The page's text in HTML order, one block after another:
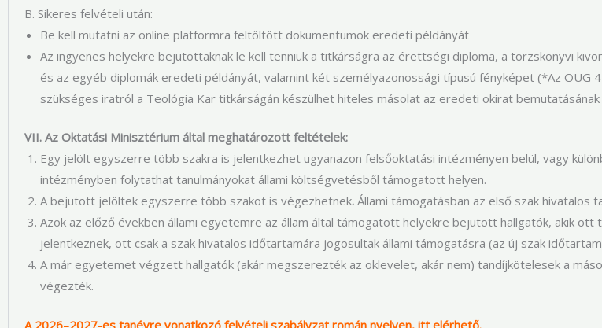
B. Sikeres felvételi után:
Be kell mutatni az online platformra feltöltött dokumentumok eredeti példányát
Az ingyenes helyekre bejutottaknak le kell tenniük a titkárságra az érettségi diploma, a törzskönyvi
és az egyéb diplomák eredeti példányát, valamint két személyazonossági típusú fényképet (*Az
szükséges iratról a Teológia Kar titkárságán készülhet hiteles másolat az eredeti okirat
VII. Az Oktatási Minisztérium által meghatározott feltételek:
Egy jelölt egyszerre több szakra is jelentkezhet ugyanazon felsőoktatási intézményen belül, vagy
intézményben folytathat tanulmányokat állami költségvetésből támogatott helyen.
A bejutott jelöltek egyszerre több szakot is végezhetnek. Állami támogatásban az első szak hivatalos
Azok az előző években állami egyetemre az állam által támogatott helyekre bejutott hallgatók, akik ott
jelentkeznek, ott csak a szak hivatalos időtartamára jogosultak állami támogatásra (az új szak
A már egyetemet végzett hallgatók (akár megszerezték az oklevelet, akár nem) tandíjkötelesek a
végezték.
A 2026–2027-es tanévre vonatkozó felvételi szabályzat román nyelven, itt elérhető.